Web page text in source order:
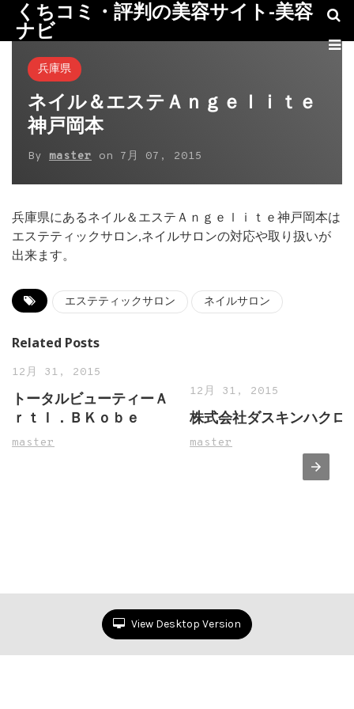
くちコミ・評判の美容サイト-美容
ナビ
兵庫県
ネイル＆エステＡｎｇｅｌｉｔｅ
神戸岡本
By master on 7月 07, 2015
兵庫県にあるネイル＆エステＡｎｇｅｌｉｔｅ神戸岡本は
エステティックサロン,ネイルサロンの対応や取り扱いが
出来ます。
エステティックサロン ネイルサロン
Related Posts
12月 31, 2015
トータルビューティーＡ
ｒｔＩ．ＢＫｏｂｅ
master
12月 31, 2015
株式会社ダスキンハクロ
master
View Desktop Version